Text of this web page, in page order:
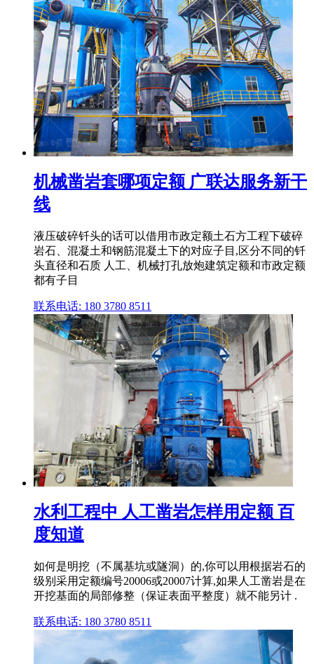
机械凿岩套哪项定额 广联达服务新干
线
液压破碎钎头的话可以借用市政定额土石方工程下破碎
岩石、混凝土和钢筋混凝土下的对应子目,区分不同的钎
头直径和石质 人工、机械打孔放炮建筑定额和市政定额
都有子目
联系电话: 180 3780 8511
水利工程中 人工凿岩怎样用定额 百
度知道
如何是明挖（不属基坑或隧洞）的,你可以用根据岩石的
级别采用定额编号20006或20007计算,如果人工凿岩是在
开挖基面的局部修整（保证表面平整度）就不能另计 .
联系电话: 180 3780 8511